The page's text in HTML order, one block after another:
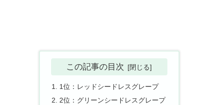
この記事の目次
1位：レッドシードレスグレープ
2位：グリーンシードレスグレープ